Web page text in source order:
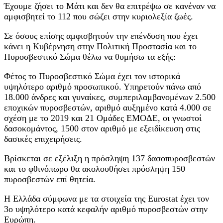
Έχουμε ζήσει το Μάτι και δεν θα επιτρέψω σε κανέναν να
αμφισβητεί το 112 που σώζει στην κυριολεξία ζωές.
Σε όσους επίσης αμφισβητούν την επένδυση που έχει
κάνει η Κυβέρνηση στην Πολιτική Προστασία και το
Πυροσβεστικό Σώμα θέλω να θυμήσω τα εξής:
Φέτος το Πυροσβεστικό Σώμα έχει τον ιστορικά
υψηλότερο αριθμό προσωπικού. Υπηρετούν πάνω από
18.000 άνδρες και γυναίκες, συμπεριλαμβανομένων 2.500
εποχικών πυροσβεστών, αριθμό αυξημένο κατά 4.000 σε
σχέση με το 2019 και 21 Ομάδες ΕΜΟΔΕ, οι γνωστοί
δασοκομάντος, 1500 στον αριθμό με εξειδίκευση στις
δασικές επιχειρήσεις.
Βρίσκεται σε εξέλιξη η πρόσληψη 137 δασοπυροσβεστών
και το φθινόπωρο θα ακολουθήσει πρόσληψη 150
πυροσβεστών επί θητεία.
Η Ελλάδα σύμφωνα με τα στοιχεία της Eurostat έχει τον
3ο υψηλότερο κατά κεφαλήν αριθμό πυροσβεστών στην
Ευρώπη.